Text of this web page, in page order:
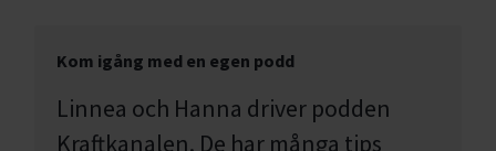
Kom igång med en egen podd
Linnea och Hanna driver podden
Kraftkanalen. De har många tips